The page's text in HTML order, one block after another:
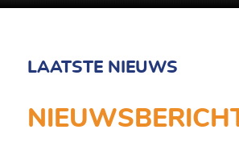
LAATSTE NIEUWS